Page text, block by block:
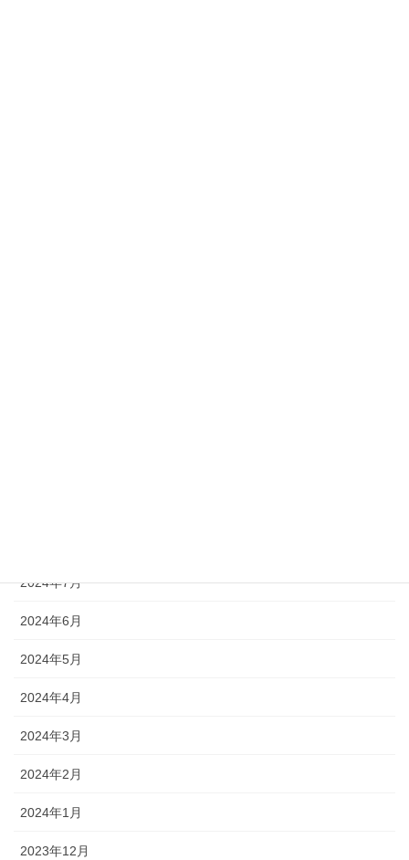
2024年7月
2024年6月
2024年5月
2024年4月
2024年3月
2024年2月
2024年1月
2023年12月